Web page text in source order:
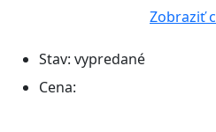
Zobraziť
Stav: vypredané
Cena: